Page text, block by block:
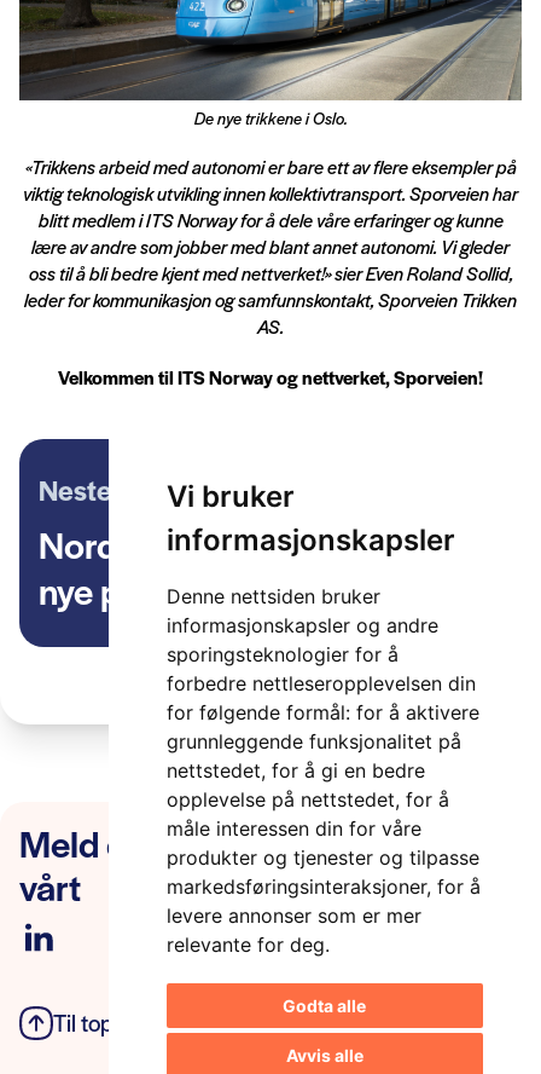
Vi bruker
informasjonskapsler
Denne nettsiden bruker
informasjonskapsler og andre
sporingsteknologier for å
forbedre nettleseropplevelsen din
for følgende formål: for å aktivere
grunnleggende funksjonalitet på
nettstedet, for å gi en bedre
opplevelse på nettstedet, for å
måle interessen din for våre
produkter og tjenester og tilpasse
markedsføringsinteraksjoner, for å
levere annonser som er mer
relevante for deg.
Godta alle
Avvis alle
De nye trikkene i Oslo.
«Trikkens arbeid med autonomi er bare ett av flere eksempler på
viktig teknologisk utvikling innen kollektivtransport. Sporveien har
blitt medlem i ITS Norway for å dele våre erfaringer og kunne
lære av andre som jobber med blant annet autonomi. Vi gleder
oss til å bli bedre kjent med nettverket!» sier Even Roland Sollid,
leder for kommunikasjon og samfunnskontakt, Sporveien Trikken
AS.
Velkommen til ITS Norway og nettverket, Sporveien!
Neste artikkel
Nordic Innovation lanserer tre
nye program
Meld deg på nyhetsbrevet
vårt
Til toppen Personvern